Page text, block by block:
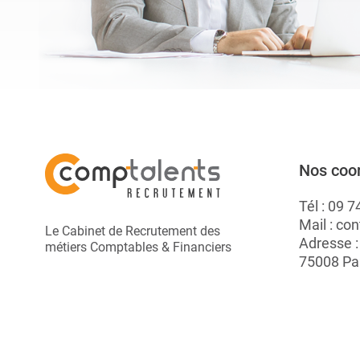
Le Cabinet de Recrutement des
métiers Comptables & Financiers
Nos
Tél : 09
Mail :
Adresse
75008